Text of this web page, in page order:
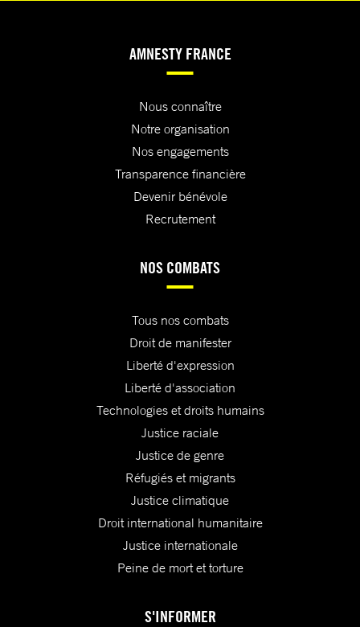
AMNESTY FRANCE
Nous connaître
Notre organisation
Nos engagements
Transparence financière
Devenir bénévole
Recrutement
NOS COMBATS
Tous nos combats
Droit de manifester
Liberté d'expression
Liberté d'association
Technologies et droits humains
Justice raciale
Justice de genre
Réfugiés et migrants
Justice climatique
Droit international humanitaire
Justice internationale
Peine de mort et torture
S'INFORMER